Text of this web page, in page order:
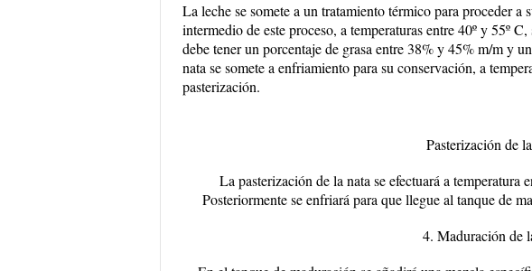
La leche se somete a un tratamiento térmico para proceder
intermedio de este proceso, a temperaturas entre 40º y 55º
debe tener un porcentaje de grasa entre 38% y 45% m/m y
nata se somete a enfriamiento para su conservación, a
pasterización.
Pasterización de
La pasterización de la nata se efectuará a temperatura
Posteriormente se enfriará para que llegue al tanque de
4. Maduración de